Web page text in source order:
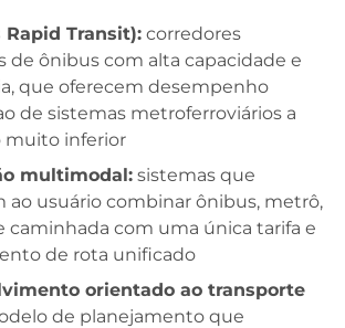
Rapid Transit): corredores
de ônibus com alta capacidade e
que oferecem desempenho
de sistemas metroferroviários a
muito inferior
multimodal: sistemas que
ao usuário combinar ônibus, metrô,
caminhada com uma única tarifa e
de rota unificado
orientado ao transporte
de planejamento que